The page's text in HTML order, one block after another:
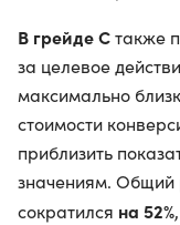
В грейде Стакже
за целевое
максимально
стоимости
приблизить
значениям. Общий
сократился на 52%